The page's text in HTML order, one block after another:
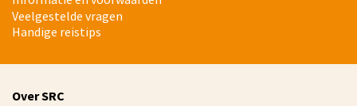
Veelgestelde vragen
Handige reistips
Over SRC